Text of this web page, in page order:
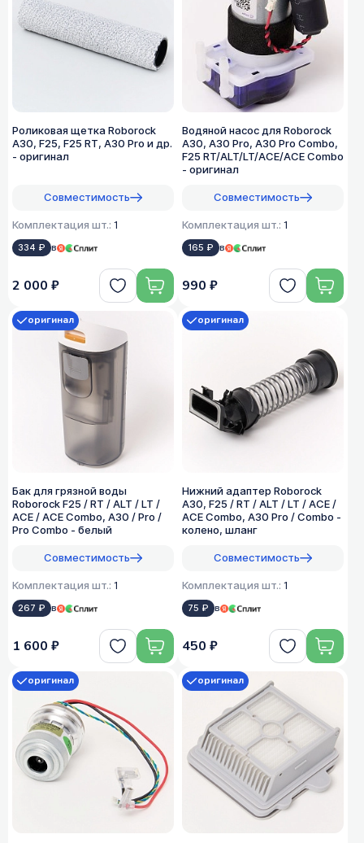
Роликовая щетка Roborock
A30, F25, F25 RT, A30 Pro и др.
- оригинал
Совместимость
Комплектация шт.: 1
334 ₽ в
2 000 ₽
Водяной насос для Roborock
A30, A30 Pro, A30 Pro Combo,
F25 RT/ALT/LT/ACE/ACE Combo
- оригинал
Совместимость
Комплектация шт.: 1
165 ₽ в
990 ₽
Бак для грязной воды
Roborock F25 / RT / ALT / LT /
ACE / ACE Combo, A30 / Pro /
Pro Combo - белый
Совместимость
Комплектация шт.: 1
267 ₽ в
оригинал
1 600 ₽
Нижний адаптер Roborock
A30, F25 / RT / ALT / LT / ACE /
ACE Combo, A30 Pro / Combo -
колено, шланг
Совместимость
Комплектация шт.: 1
75 ₽ в
оригинал
450 ₽
оригинал оригинал